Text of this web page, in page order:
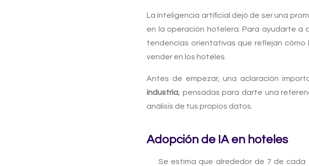
La inteligencia artificial dejó de ser una
en la operación hotelera. Para ayudarte a
tendencias orientativas que reflejan
vender en los hoteles.
Antes de empezar, una aclaración
industria , pensadas para darte una
análisis de tus propios datos.
Adopción de IA en hoteles
Se estima que alrededor de 7 de cada